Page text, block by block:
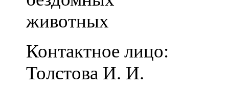
животных
Контактное лицо:
Толстова И. И.